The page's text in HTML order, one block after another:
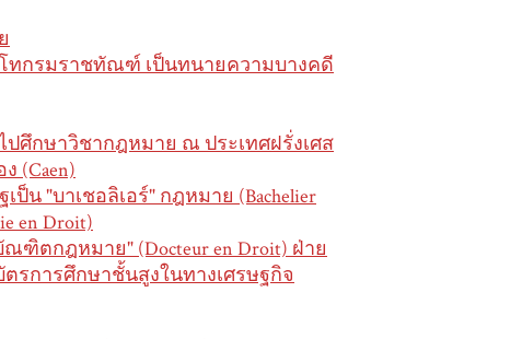
ทกรมราชทัณฑ์ เป็นทนายความบางคดี
ปศึกษาวิชากฎหมาย ณ ประเทศฝรั่งเศส
(Caen)
น "บาเชอลิเอร์" กฎหมาย (Bachelier
en Droit)
ตกฎหมาย" (Docteur en Droit) ฝ่าย
ตรการศึกษาชั้นสูงในทางเศรษฐกิจ